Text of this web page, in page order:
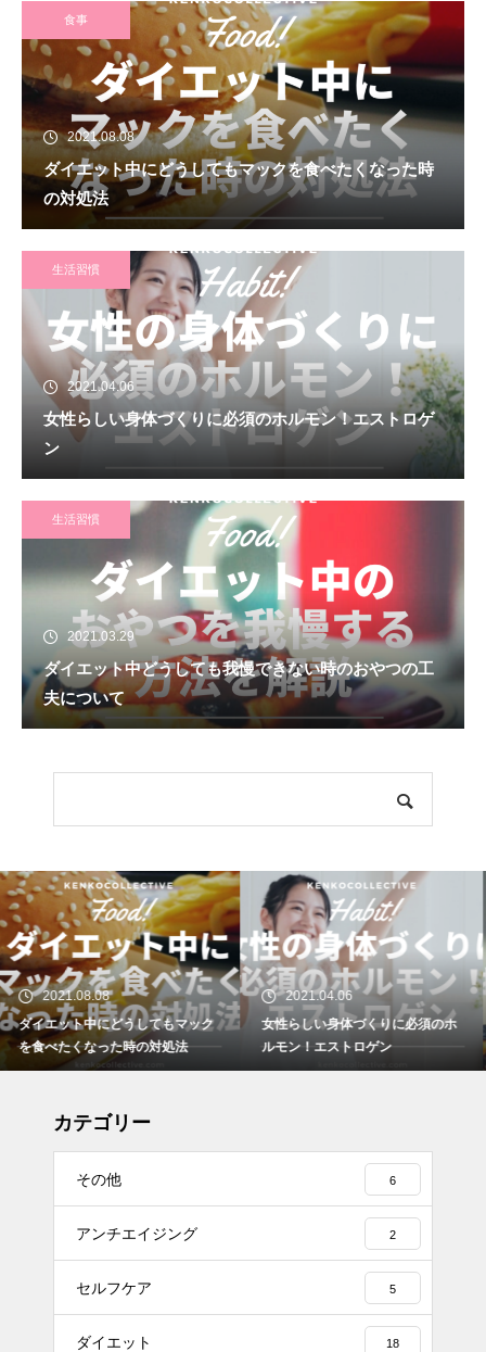
食事
2021.08.08
ダイエット中にどうしてもマックを食べたくなった時
の対処法
生活習慣
2021.04.06
女性らしい身体づくりに必須のホルモン！エストロゲ
ン
生活習慣
2021.03.29
ダイエット中どうしても我慢できない時のおやつの工
夫について
2021.04.06
女性らしい身体づくりに必須のホ
ルモン！エストロゲン
2021.03.29
ダイエット中どうしても我慢でき
ない時のおやつの工夫について
カテゴリー
その他 6
アンチエイジング 2
セルフケア 5
ダイエット 18